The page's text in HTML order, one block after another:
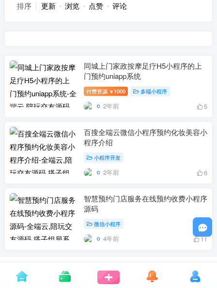
排序 更新 浏览 点赞 评论
同城上门家政按摩足疗H5小程序的上
门预约uniapp系统
付费资源 ￥ 1000 多端小程序
2年前 5
百搜全端云微信小程序预约化妆美容小
程序介绍
小程序开发
2年前 6
智慧预约门店服务在线预约收费小程序
源码
微信小程序
4年前 11